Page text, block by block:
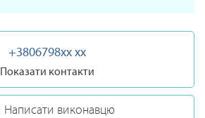
+3806798xx xx
Показати контакти
Написати виконавцю